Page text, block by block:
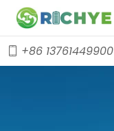
+86 13761449900